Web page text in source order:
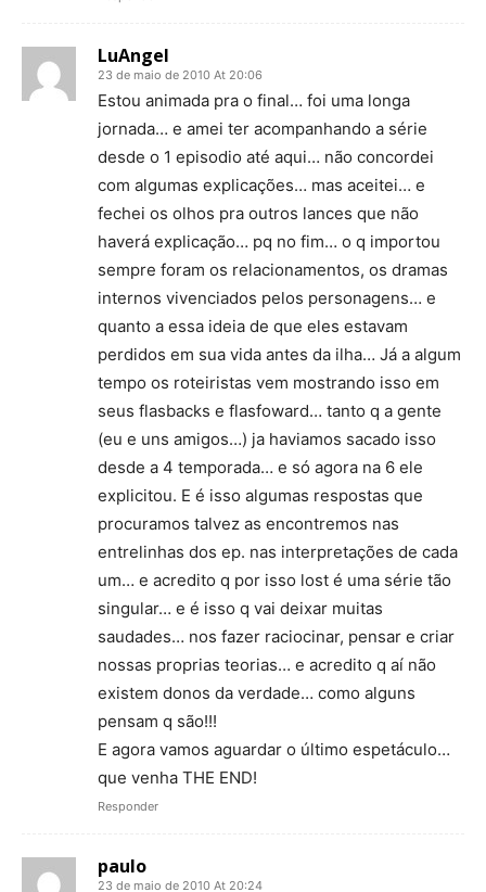
LuAngel
23 de maio de 2010 At 20:06
Estou animada pra o final… foi uma longa
jornada… e amei ter acompanhando a série
desde o 1 episodio até aqui… não concordei
com algumas explicações… mas aceitei… e
fechei os olhos pra outros lances que não
haverá explicação… pq no fim… o q importou
sempre foram os relacionamentos, os dramas
internos vivenciados pelos personagens… e
quanto a essa ideia de que eles estavam
perdidos em sua vida antes da ilha… Já a algum
tempo os roteiristas vem mostrando isso em
seus flasbacks e flasfoward… tanto q a gente
(eu e uns amigos…) ja haviamos sacado isso
desde a 4 temporada… e só agora na 6 ele
explicitou. E é isso algumas respostas que
procuramos talvez as encontremos nas
entrelinhas dos ep. nas interpretações de cada
um… e acredito q por isso lost é uma série tão
singular… e é isso q vai deixar muitas
saudades… nos fazer raciocinar, pensar e criar
nossas proprias teorias… e acredito q aí não
existem donos da verdade… como alguns
pensam q são!!!
E agora vamos aguardar o último espetáculo…
que venha THE END!
Responder
paulo
23 de maio de 2010 At 20:24